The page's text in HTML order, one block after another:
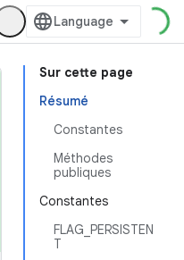
Sur cette page
Résumé
Constantes
Méthodes
publiques
Constantes
FLAG_PERSISTEN
T